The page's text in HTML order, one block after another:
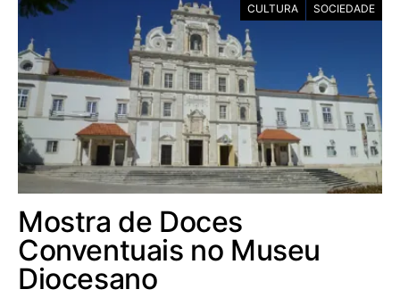
CULTURA SOCIEDADE
Mostra de Doces
Conventuais no Museu
Diocesano